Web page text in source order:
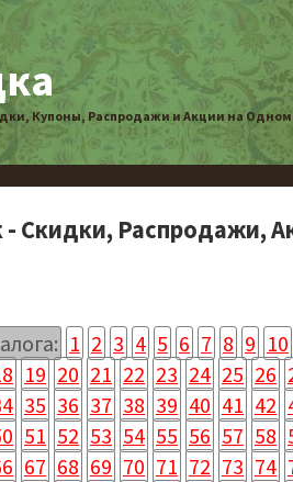
Купоны, Распродажи и Акции на Одном
- Скидки, Распродажи,
1 2 3 4 5 6 7 8 9 10
19 20 21 22 23 24 25 26
35 36 37 38 39 40 41 42
51 52 53 54 55 56 57 58
67 68 69 70 71 72 73 74